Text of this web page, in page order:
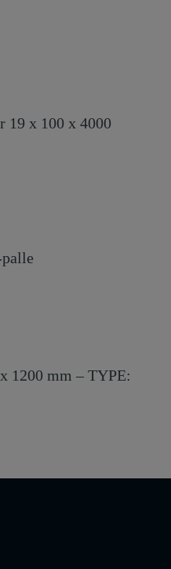
19 x 100 x 4000
1200 mm – TYPE: